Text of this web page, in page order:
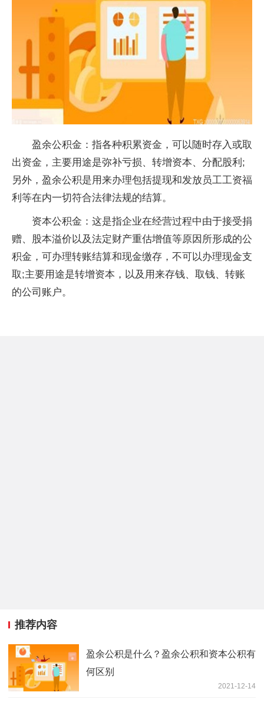
盈余公积金：指各种积累资金，可以随时存入或取
出资金，主要用途是弥补亏损、转增资本、分配股利;
另外，盈余公积是用来办理包括提现和发放员工工资福
利等在内一切符合法律法规的结算。
资本公积金：这是指企业在经营过程中由于接受捐
赠、股本溢价以及法定财产重估增值等原因所形成的公
积金，可办理转账结算和现金缴存，不可以办理现金支
取;主要用途是转增资本，以及用来存钱、取钱、转账
的公司账户。
推荐内容
盈余公积是什么？盈余公积和资本公积有
何区别
2021-12-14